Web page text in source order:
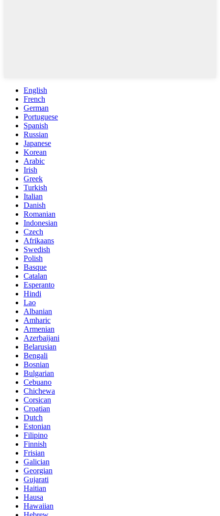
English
French
German
Portuguese
Spanish
Russian
Japanese
Korean
Arabic
Irish
Greek
Turkish
Italian
Danish
Romanian
Indonesian
Czech
Afrikaans
Swedish
Polish
Basque
Catalan
Esperanto
Hindi
Lao
Albanian
Amharic
Armenian
Azerbaijani
Belarusian
Bengali
Bosnian
Bulgarian
Cebuano
Chichewa
Corsican
Croatian
Dutch
Estonian
Filipino
Finnish
Frisian
Galician
Georgian
Gujarati
Haitian
Hausa
Hawaiian